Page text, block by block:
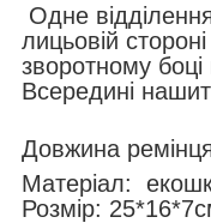
Одне
лицьовій
зворотному
Всередині
Довжина
Матеріал:
Розмір: